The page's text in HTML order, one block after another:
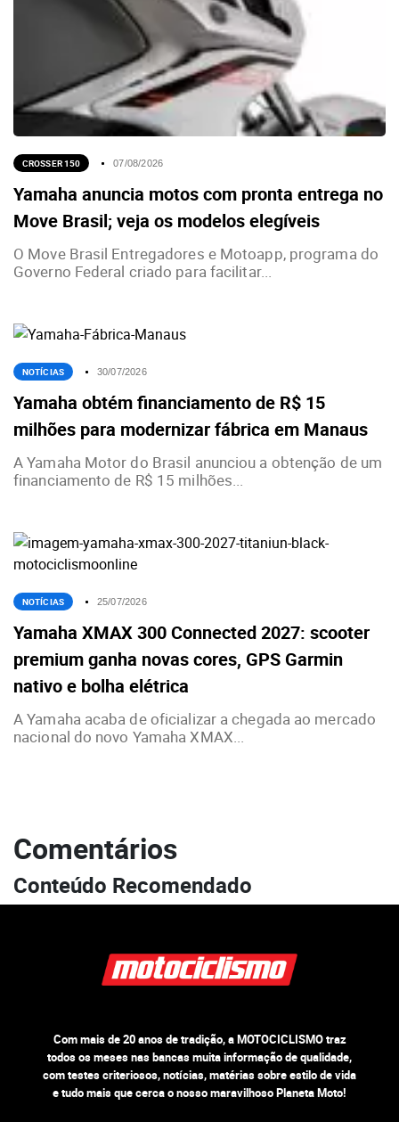
CROSSER 150 07/08/2026
Yamaha anuncia motos com pronta entrega no
Move Brasil; veja os modelos elegíveis
O Move Brasil Entregadores e Motoapp, programa do
Governo Federal criado para facilitar...
NOTÍCIAS 30/07/2026
Yamaha obtém financiamento de R$ 15
milhões para modernizar fábrica em Manaus
A Yamaha Motor do Brasil anunciou a obtenção de um
financiamento de R$ 15 milhões...
NOTÍCIAS 25/07/2026
Yamaha XMAX 300 Connected 2027: scooter
premium ganha novas cores, GPS Garmin
nativo e bolha elétrica
A Yamaha acaba de oficializar a chegada ao mercado
nacional do novo Yamaha XMAX...
Comentários
Conteúdo Recomendado
Com mais de 20 anos de tradição, a MOTOCICLISMO traz
todos os meses nas bancas muita informação de qualidade,
com testes criteriosos, notícias, matérias sobre estilo de vida
e tudo mais que cerca o nosso maravilhoso Planeta Moto!